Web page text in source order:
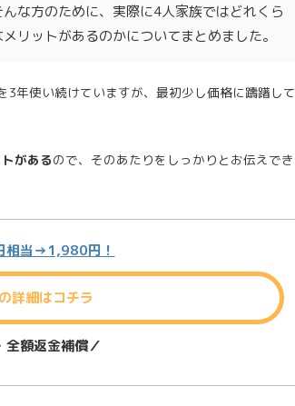
な方のために、実際に4人家族ではどれくら
リットがあるのかについてまとめました。
年使い続けていますが、最初少し価格に躊躇して
があるので、そのあたりをしっかりとお伝えでき
相当→1,980円！
詳細はコチラ
全額返金補償／